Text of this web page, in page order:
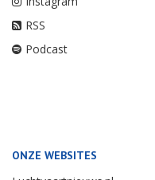
RSS
Podcast
ONZE WEBSITES